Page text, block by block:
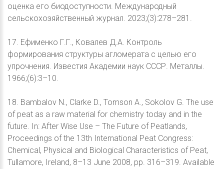
оценка его биодоступности. Международный
сельскохозяйственный журнал. 2023;(3):278–281.
17. Ефименко Г.Г., Ковалев Д.А. Контроль
формирования структуры агломерата с целью его
упрочнения. Известия Академии наук СССР. Металлы.
1966;(6):3–10.
18. Bambalov N., Clarke D., Tomson A., Sokolov G. The use
of peat as a raw material for chemistry today and in the
future. In: After Wise Use – The Future of Peatlands,
Proceedings of the 13th International Peat Congress:
Chemical, Physical and Biological Characteristics of Peat,
Tullamore, Ireland, 8–13 June 2008, pp. 316–319. Available